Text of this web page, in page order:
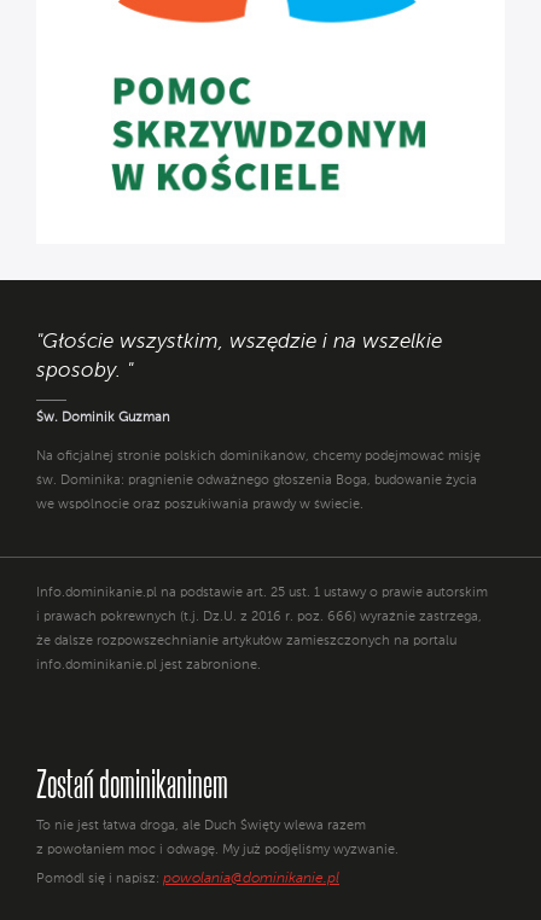
"Głoście wszystkim, wszędzie i na wszelkie
sposoby. "
Św. Dominik Guzman
Na oficjalnej stronie polskich dominikanów, chcemy podejmować misję
św. Dominika: pragnienie odważnego głoszenia Boga, budowanie życia
we wspólnocie oraz poszukiwania prawdy w świecie.
Info.dominikanie.pl na podstawie art. 25 ust. 1 ustawy o prawie autorskim
i prawach pokrewnych (t.j. Dz.U. z 2016 r. poz. 666) wyraźnie zastrzega,
że dalsze rozpowszechnianie artykułów zamieszczonych na portalu
info.dominikanie.pl jest zabronione.
Zostań dominikaninem
To nie jest łatwa droga, ale Duch Święty wlewa razem
z powołaniem moc i odwagę. My już podjęliśmy wyzwanie.
Pomódl się i napisz: powolania@dominikanie.pl